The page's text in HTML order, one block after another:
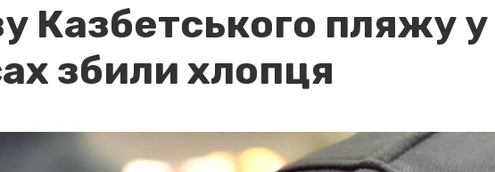
Казбетського пляжу у
збили хлопця